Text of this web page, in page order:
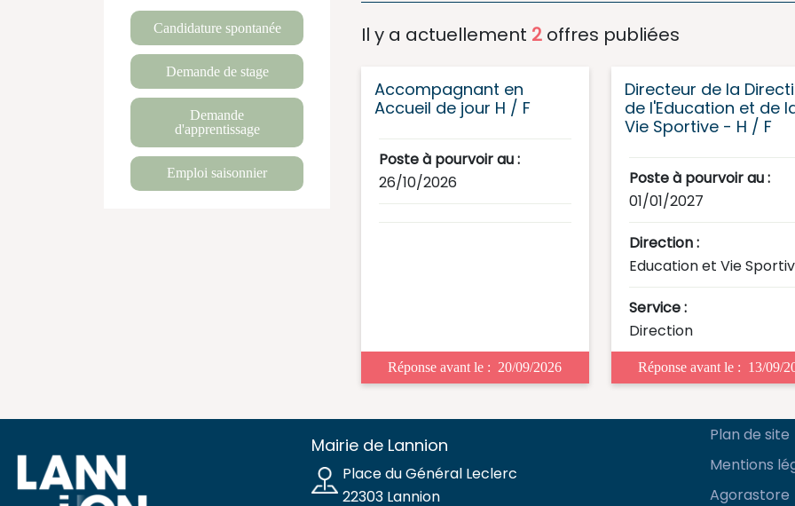
Candidature spontanée
Demande de stage
Demande
d'apprentissage
Emploi saisonnier
Il y a actuellement 2 offres publiées
Accompagnant en
Accueil de jour H / F
Poste à pourvoir au :
26/10/2026
Réponse avant le : 20/09/2026
Directeur de la
de l'Education et de
Vie Sportive - H / F
Poste à pourvoir au :
01/01/2027
Direction :
Education et Vie
Service :
Direction
Réponse avant le : 13/09/
Mairie de Lannion
Place du Général Leclerc
22303 Lannion
Plan de site
Mentions
Agorastore